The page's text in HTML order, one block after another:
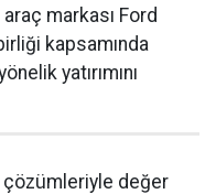
araç markası Ford
kapsamında
yatırımını
çözümleriyle değer